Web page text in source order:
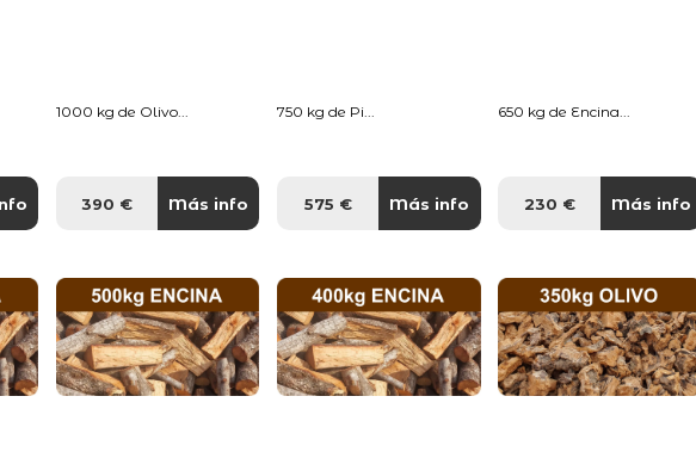
1000 kg de Olivo...
390 € Más info
750 kg de Pi...
575 € Más info
650 kg de Encina...
230 € Más info